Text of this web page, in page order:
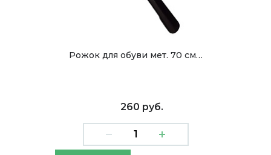
Рожок для обуви мет. 70 см…
260 руб.